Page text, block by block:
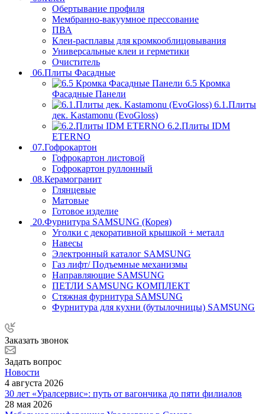
Обертывание профиля
Мембранно-вакуумное прессование
ПВА
Клеи-расплавы для кромкооблицовывания
Универсальные клеи и герметики
Очиститель
06.Плиты Фасадные
6.5 Кромка
Фасадные Панели
6.1.Плиты
дек. Kastamonu (EvoGloss)
6.2.Плиты IDM
ETERNO
07.Гофрокартон
Гофрокартон листовой
Гофрокартон руллонный
08.Керамогранит
Глянцевые
Матовые
Готовое изделие
20.Фурнитура SAMSUNG (Корея)
Уголки с декоративной крышкой + металл
Навесы
Электронный каталог SAMSUNG
Газ лифт/ Подъемные механизмы
Направляющие SAMSUNG
ПЕТЛИ SAMSUNG КОМПЛЕКТ
Стяжная фурнитура SAMSUNG
Фурнитура для кухни (бутылочницы) SAMSUNG
Заказать звонок
Задать вопрос
Новости
4 августа 2026
30 лет «Уралсервис»: путь от вагончика до пяти филиалов
28 мая 2026